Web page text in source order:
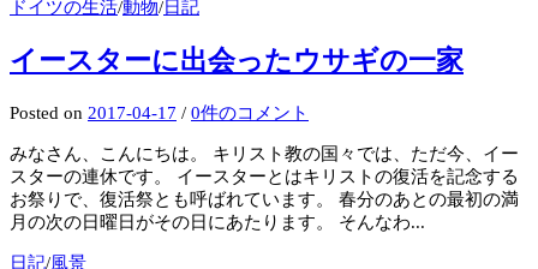
ドイツの生活/動物/日記
イースターに出会ったウサギの一家
Posted on 2017-04-17 / 0件のコメント
みなさん、こんにちは。 キリスト教の国々では、ただ今、イー
スターの連休です。 イースターとはキリストの復活を記念する
お祭りで、復活祭とも呼ばれています。 春分のあとの最初の満
月の次の日曜日がその日にあたります。 そんなわ...
日記/風景